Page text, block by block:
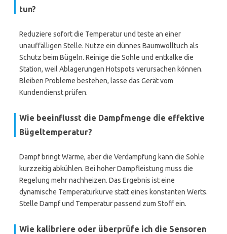
tun?
Reduziere sofort die Temperatur und teste an einer
unauffälligen Stelle. Nutze ein dünnes Baumwolltuch als
Schutz beim Bügeln. Reinige die Sohle und entkalke die
Station, weil Ablagerungen Hotspots verursachen können.
Bleiben Probleme bestehen, lasse das Gerät vom
Kundendienst prüfen.
Wie beeinflusst die Dampfmenge die effektive
Bügeltemperatur?
Dampf bringt Wärme, aber die Verdampfung kann die Sohle
kurzzeitig abkühlen. Bei hoher Dampfleistung muss die
Regelung mehr nachheizen. Das Ergebnis ist eine
dynamische Temperaturkurve statt eines konstanten Werts.
Stelle Dampf und Temperatur passend zum Stoff ein.
Wie kalibriere oder überprüfe ich die Sensoren